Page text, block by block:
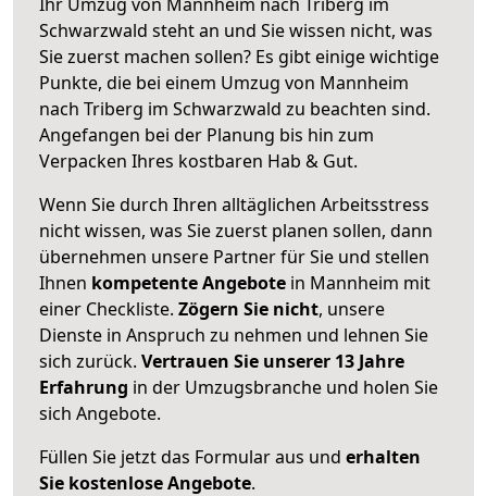
Schwarzwald steht an und Sie wissen nicht, was
Sie zuerst machen sollen? Es gibt einige wichtige
Punkte, die bei einem Umzug von Mannheim
nach Triberg im Schwarzwald zu beachten sind.
Angefangen bei der Planung bis hin zum
Verpacken Ihres kostbaren Hab & Gut.
Wenn Sie durch Ihren alltäglichen Arbeitsstress
nicht wissen, was Sie zuerst planen sollen, dann
übernehmen unsere Partner für Sie und stellen
Ihnen kompetente Angebote in Mannheim mit
einer Checkliste. Zögern Sie nicht, unsere
Dienste in Anspruch zu nehmen und lehnen Sie
sich zurück. Vertrauen Sie unserer 13 Jahre
Erfahrung in der Umzugsbranche und holen Sie
sich Angebote.
Füllen Sie jetzt das Formular aus und erhalten
Sie kostenlose Angebote.